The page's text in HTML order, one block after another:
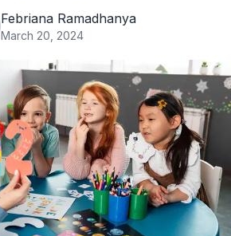
Febriana Ramadhanya
March 20, 2024